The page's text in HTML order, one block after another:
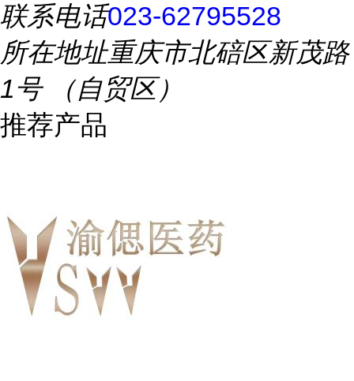
联系电话023-62795528
所在地址重庆市北碚区新茂路
1号 （自贸区）
推荐产品